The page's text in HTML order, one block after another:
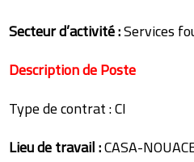
Secteur d’activité :Services
Description de Poste
Type de contrat : CI
Lieu de travail :CASA-